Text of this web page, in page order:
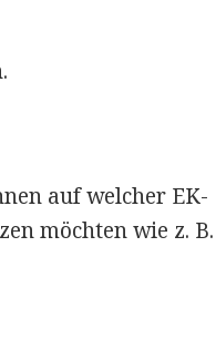
auf welcher EK-
möchten wie z. B.